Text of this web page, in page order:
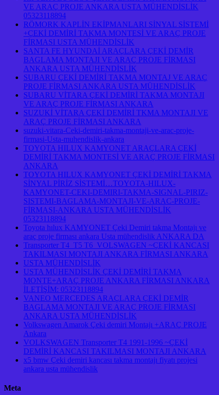
VE ARAÇ PROJE ANKARA USTA MÜHENDİSLİK
05323118894
RÖMORK KAPLİN EKİPMANLARI SİNYAL SİSTEMİ
+ÇEKİ DEMİRİ TAKMA MONTESİ VE ARAÇ PROJE
FİRMASI USTA MÜHENDİSLİK
SANTA FE HYUNDAİ ARAÇLARA ÇEKİ DEMİR
BAGLAMA MONTAJI VE ARAÇ PROJE FİRMASI
ANKARA USTA MÜHENDİSLİK
SUBARU ÇEKİ DEMİRİ TAKMA MONTAJ VE ARAÇ
PROJE FİRMASI ANKARA USTA MÜHENDİSLİK
SUBARU VİTARA ÇEKİ DEMİRİ TAKMA MONTAJI
VE ARAÇ PROJE FİRMASI ANKARA
SUZUKİ VİTARA ÇEKİ DEMİRİ TKMA MONTAJI VE
ARAÇ PROJE FİRMASI ANKARA
suzuki-vitara-Ceki-demiri-takma-montaji-ve-arac-proje-
firmasi-Usta-muhendislik-ankara
TOYOTA HILUX KAMYONET ARAÇLARA ÇEKİ
DEMİRİ TAKMA MONTESİ VE ARAÇ PROJE FİRMASI
ANKARA
TOYOTA HILUX KAMYONET ÇEKİ DEMİRİ TAKMA
SİNYAL PİRİZ SİSTEMİ…TOYOTA-HILUX-
KAMYONET-CEKI-DEMIRI-TAKMA-SIGNAL-PIRIZ-
SISTEMI-BAGLAMA-MONTAJI-VE-ARAC-PROJE-
FİRMASI-ANKARA USTA MÜHENDİSLİK
05323118894
Toyota hılux KAMYONET Çeki Demiri takma Montajı ve
araç proje firması ankara Usta mühendislik ANKARA DA
Transporter T4 T5 T6 VOLSWAGEN ~ÇEKİ KANCASI
TAKILMASI MONTAJI ANKARA FİRMASI ANKARA
USTA MÜHENDİSLİK
USTA MÜHENDİSLİK ÇEKİ DEMİRİ TAKMA
MONTE+ARAÇ PROJE ANKARA FİRMASI ANKARA
İLETİŞİM: 05323118894
VANEO MERCEDES ARAÇLARA ÇEKİ DEMİR
BAGLAMA MONTAJI VE ARAÇ PROJE FİRMASI
ANKARA USTA MÜHENDİSLİK
Volkswagen Amarok Çeki demiri Montajı +ARAÇ PROJE
Ankara
VOLKSWAGEN Transporter T4 1991-1996 ~ÇEKİ
DEMİRİ KANCASI TAKILMASI MONTAJI ANKARA
x5 bmw Çeki demiri kancası takma montajı fiyatı projesi
ankara usta mühendislik
Meta